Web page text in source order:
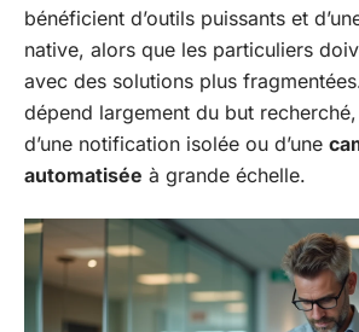
bénéficient d’outils puissants et
native, alors que les particuliers
avec des solutions plus
dépend largement du but recherché,
d’une notification isolée ou d’une
automatisée à grande échelle.